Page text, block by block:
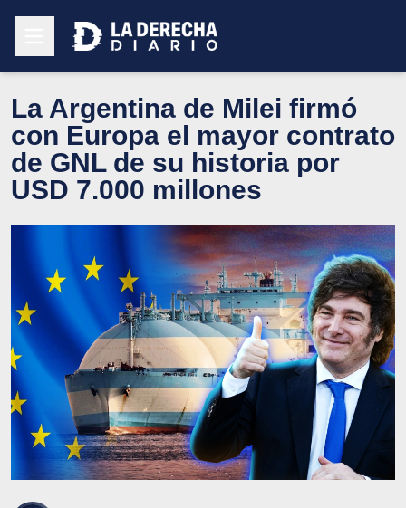
La Argentina de Milei firmó
con Europa el mayor contrato
de GNL de su historia por
USD 7.000 millones